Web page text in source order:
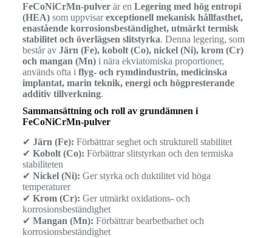
FeCoNiCrMn-pulverär en Legering med hög entropi
(HEA)som uppvisarexceptionell mekanisk hållfasthet,
enastående korrosionsbeständighet, utmärkt termisk
stabilitet och överlägsen slitstyrka. Denna legering, som
består av Järn (Fe), kobolt (Co), nickel (Ni), krom (Cr)
och mangan (Mn)i nära ekviatomiska proportioner,
används ofta i flyg- och rymdindustrin, medicinska
implantat, marin teknik, energi och högpresterande
additiv tillverkning.
Sammansättning och roll av grundämnen i
FeCoNiCrMn-pulver
✔ Järn (Fe): Förbättrar seghet och strukturell stabilitet
✔ Kobolt (Co): Förbättrar slitstyrkan och den termiska
stabiliteten
✔ Nickel (Ni): Ger styrka och duktilitet vid höga
temperaturer
✔ Krom (Cr): Ger utmärkt oxidations- och
korrosionsbeständighet
✔ Mangan (Mn): Förbättrar bearbetbarhet och
korrosionsbeständighet